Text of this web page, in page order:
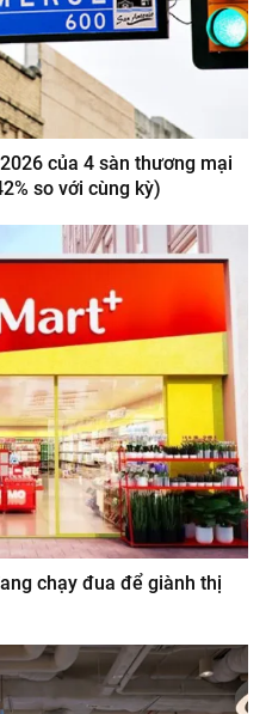
của 4 sàn thương mại
so với cùng kỳ)
chạy đua để giành thị